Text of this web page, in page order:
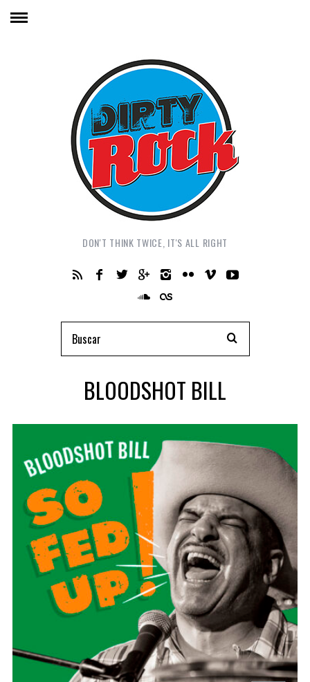
DON'T THINK TWICE, IT'S ALL RIGHT
BLOODSHOT BILL